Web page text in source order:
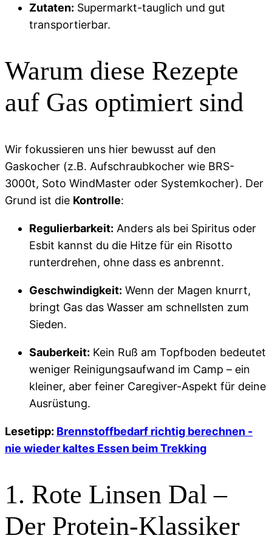
Zutaten: Supermarkt-tauglich und gut
transportierbar.
Warum diese Rezepte
auf Gas optimiert sind
Wir fokussieren uns hier bewusst auf den
Gaskocher (z.B. Aufschraubkocher wie BRS-
3000t, Soto WindMaster oder Systemkocher). Der
Grund ist die Kontrolle:
Regulierbarkeit: Anders als bei Spiritus oder
Esbit kannst du die Hitze für ein Risotto
runterdrehen, ohne dass es anbrennt.
Geschwindigkeit: Wenn der Magen knurrt,
bringt Gas das Wasser am schnellsten zum
Sieden.
Sauberkeit: Kein Ruß am Topfboden bedeutet
weniger Reinigungsaufwand im Camp – ein
kleiner, aber feiner Caregiver-Aspekt für deine
Ausrüstung.
Lesetipp: Brennstoffbedarf richtig berechnen -
nie wieder kaltes Essen beim Trekking
1. Rote Linsen Dal –
Der Protein-Klassiker